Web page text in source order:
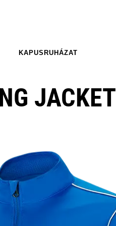
KAPUSRUHÁZAT
JACKET